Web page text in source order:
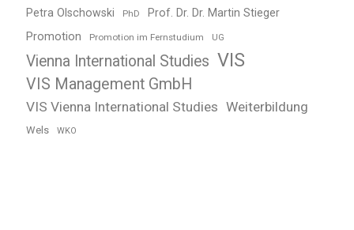
Petra Olschowski PhD Prof. Dr. Dr. Martin Stieger
Promotion Promotion im Fernstudium UG
Vienna International Studies VIS
VIS Management GmbH
VIS Vienna International Studies Weiterbildung
Wels WKO